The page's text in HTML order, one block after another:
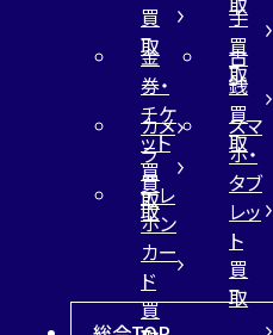
買
取
手
買
取
金
券・
チケ
ット
買
取
古
銭
買
取
カメ
ラ
買
取
スマ
ホ・
タブ
レッ
ト
買
取
テレ
ホン
カー
ド
買